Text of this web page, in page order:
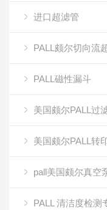
进口超滤管
PALL颇尔切向流
PALL磁性漏斗
美国颇尔PALL过
美国颇尔PALL转
pall美国颇尔真空
PALL 清洁度检测